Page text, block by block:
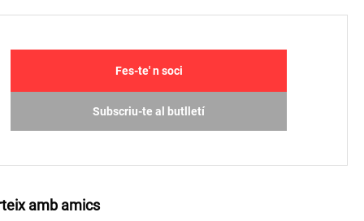
Fes-te' n soci
Subscriu-te al butlletí
amb amics